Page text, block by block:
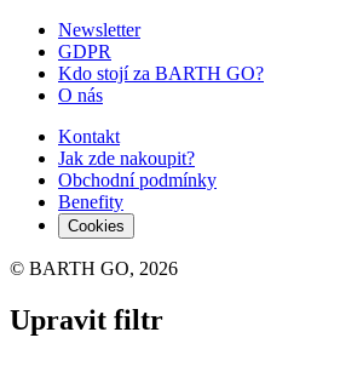
Newsletter
GDPR
Kdo stojí za BARTH GO?
O nás
Kontakt
Jak zde nakoupit?
Obchodní podmínky
Benefity
Cookies
© BARTH GO, 2026
Upravit filtr